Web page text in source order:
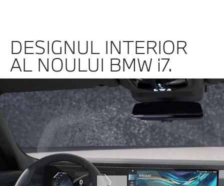
DESIGNUL INTERIOR
AL NOULUI BMW i7.